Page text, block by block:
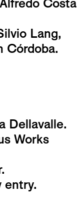
Lang,
Córdoba.
Dellavalle.
Works
entry.